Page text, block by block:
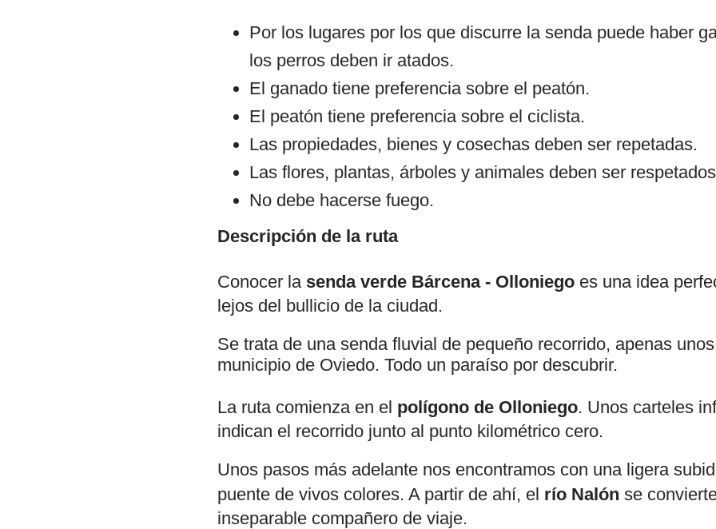
Por los lugares por los que discurre la senda puede haber
los perros deben ir atados.
El ganado tiene preferencia sobre el peatón.
El peatón tiene preferencia sobre el ciclista.
Las propiedades, bienes y cosechas deben ser repetadas.
Las flores, plantas, árboles y animales deben ser
No debe hacerse fuego.
Descripción de la ruta
Conocer la senda verde Bárcena - Olloniego es una idea
lejos del bullicio de la ciudad.
Se trata de una senda fluvial de pequeño recorrido, apenas
municipio de Oviedo. Todo un paraíso por descubrir.
La ruta comienza en el polígono de Olloniego. Unos carteles
indican el recorrido junto al punto kilométrico cero.
Unos pasos más adelante nos encontramos con una ligera
puente de vivos colores. A partir de ahí, el río Nalón se
inseparable compañero de viaje.